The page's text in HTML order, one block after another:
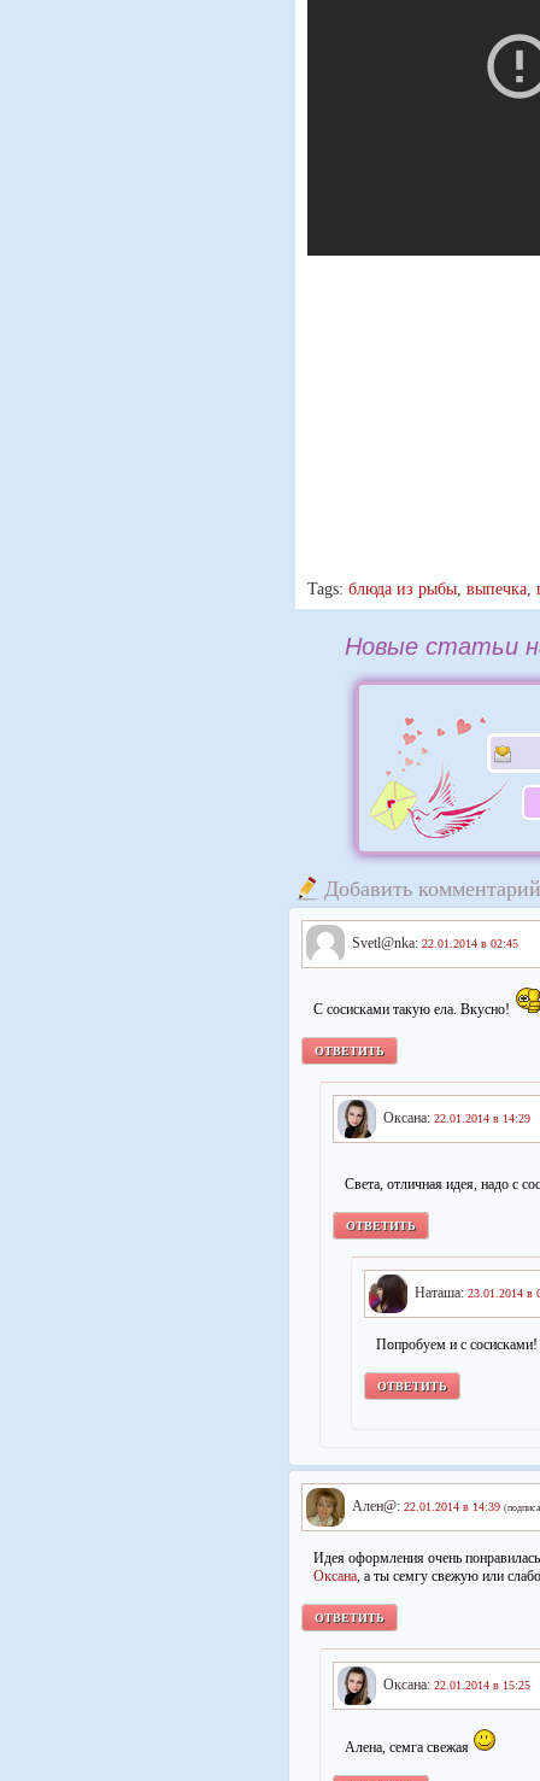
Tags: блюда из рыбы, выпечка,
Новые статьи
Добавить комментарий
Svetl@nka: 22.01.2014 в 02:45
С сосисками такую ела. Вкусно!
ОТВЕТИТЬ
Оксана: 22.01.2014 в 14:29
Света, отличная идея, надо с
ОТВЕТИТЬ
Наташа: 23.01.2014 в
Попробуем и с сосисками!
ОТВЕТИТЬ
Ален@: 22.01.2014 в 14:39
Идея оформления очень
Оксана, а ты семгу свежую или
ОТВЕТИТЬ
Оксана: 22.01.2014 в 15:25
Алена, семга свежая